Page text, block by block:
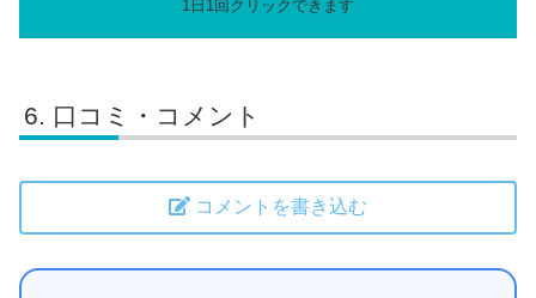
口コミ・コメント
コメントを書き込む